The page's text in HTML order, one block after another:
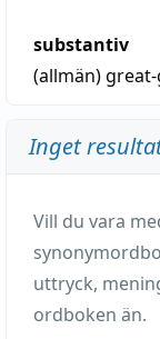
substantiv
(allmän)
Inget
Vill du vara
uttryck,
ordboken än.